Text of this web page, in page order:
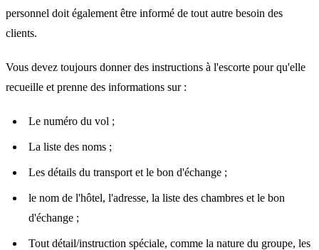
personnel doit également être informé de tout autre besoin des
clients.
Vous devez toujours donner des instructions à l'escorte pour qu'elle
recueille et prenne des informations sur :
Le numéro du vol ;
La liste des noms ;
Les détails du transport et le bon d'échange ;
le nom de l'hôtel, l'adresse, la liste des chambres et le bon
d'échange ;
Tout détail/instruction spéciale, comme la nature du groupe, les